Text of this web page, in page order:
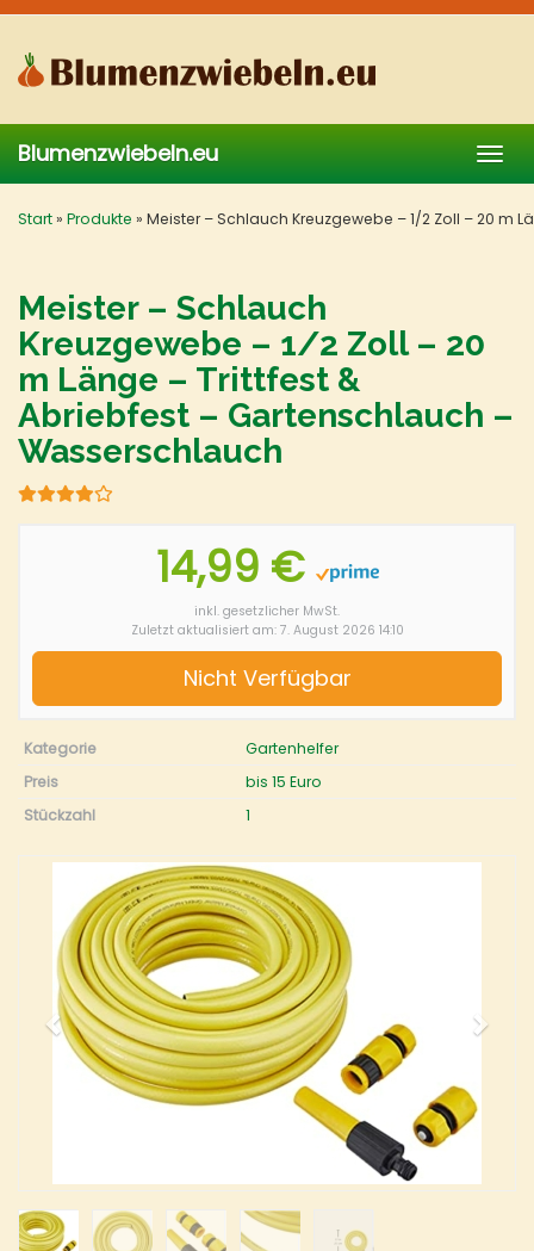
Skip
main
content
Blumenzwiebeln.eu
Start» Produkte » Meister – Schlauch Kreuzgewebe – 1/2 Zoll – 20 m
Meister – Schlauch
Kreuzgewebe – 1/2 Zoll – 20
m Länge – Trittfest &
Abriebfest – Gartenschlauch –
Wasserschlauch
14,99 €
inkl. gesetzlicher MwSt.
Zuletzt aktualisiert am: 7. August 2026 14:10
Nicht Verfügbar
Kategorie
Gartenhelfer
Preis
bis 15 Euro
Stückzahl
1